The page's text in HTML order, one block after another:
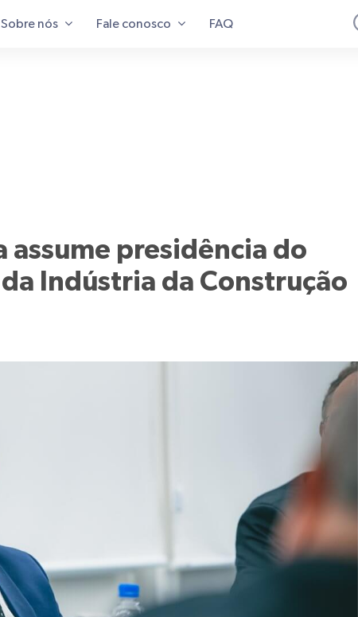
Sobre nós Fale conosco FAQ
assume presidência do
da Indústria da Construção